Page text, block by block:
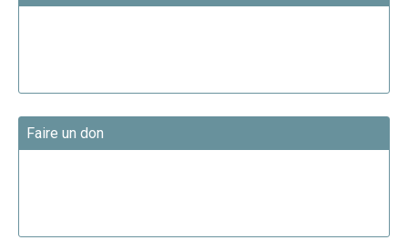
Faire un don